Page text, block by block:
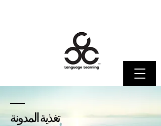
تغذية المدونة